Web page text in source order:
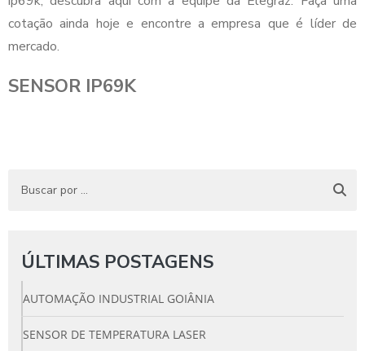
cotação ainda hoje e encontre a empresa que é líder de
mercado.
SENSOR IP69K
ÚLTIMAS POSTAGENS
AUTOMAÇÃO INDUSTRIAL GOIÂNIA
SENSOR DE TEMPERATURA LASER